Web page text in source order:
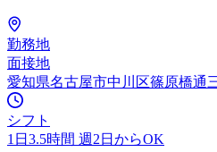
勤務地
面接地
愛知県名古屋市中川区篠原橋通
シフト
1日3.5時間 週2日からOK